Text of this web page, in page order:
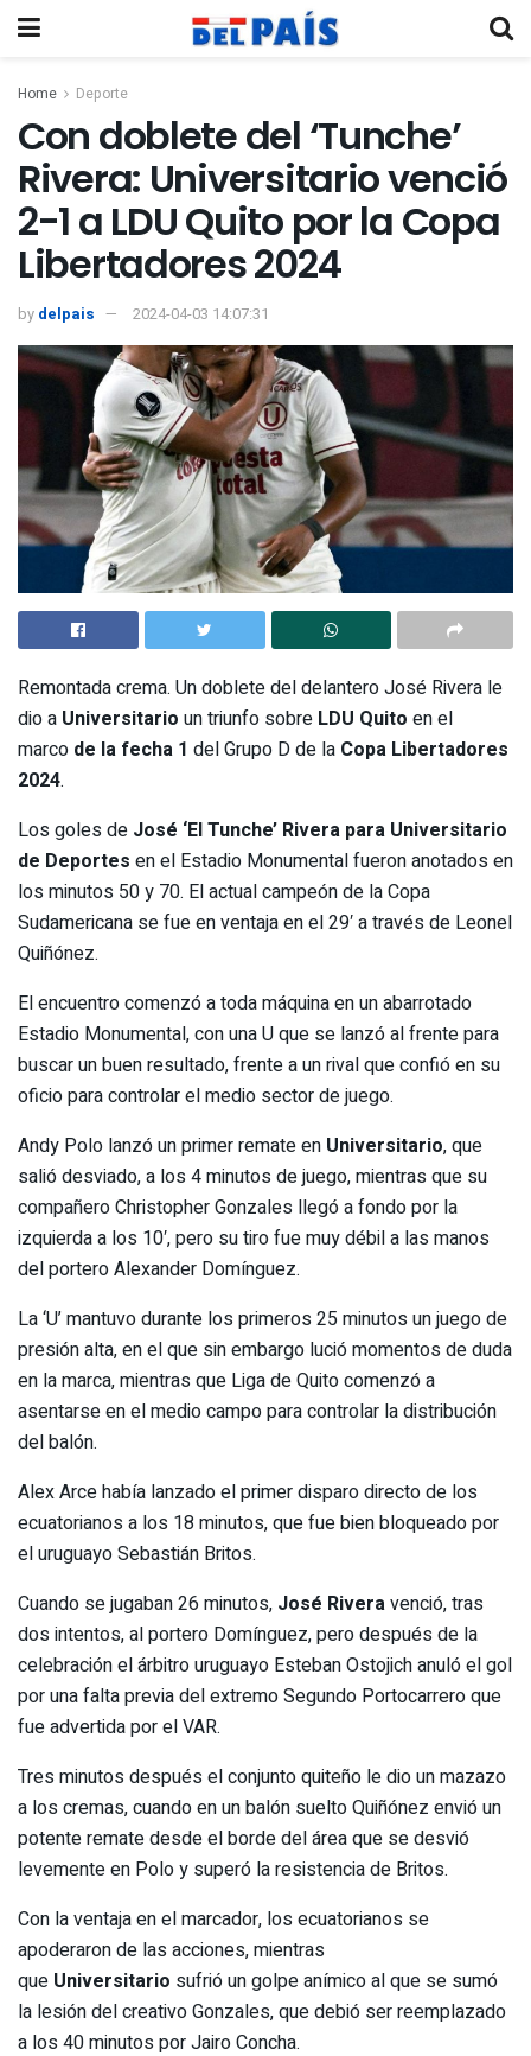
Home Deporte
Con doblete del ‘Tunche’
Rivera: Universitario venció
2-1 a LDU Quito por la Copa
Libertadores 2024
by delpais 2024-04-03 14:07:31
Remontada crema. Un doblete del delantero José Rivera le
dio a Universitario un triunfo sobre LDU Quito en el
marco de la fecha 1 del Grupo D de la Copa Libertadores
2024.
Los goles de José ‘El Tunche’ Rivera para Universitario
de Deportes en el Estadio Monumental fueron anotados en
los minutos 50 y 70. El actual campeón de la Copa
Sudamericana se fue en ventaja en el 29′ a través de Leonel
Quiñónez.
El encuentro comenzó a toda máquina en un abarrotado
Estadio Monumental, con una U que se lanzó al frente para
buscar un buen resultado, frente a un rival que confió en su
oficio para controlar el medio sector de juego.
Andy Polo lanzó un primer remate en Universitario, que
salió desviado, a los 4 minutos de juego, mientras que su
compañero Christopher Gonzales llegó a fondo por la
izquierda a los 10′, pero su tiro fue muy débil a las manos
del portero Alexander Domínguez.
La ‘U’ mantuvo durante los primeros 25 minutos un juego de
presión alta, en el que sin embargo lució momentos de duda
en la marca, mientras que Liga de Quito comenzó a
asentarse en el medio campo para controlar la distribución
del balón.
Alex Arce había lanzado el primer disparo directo de los
ecuatorianos a los 18 minutos, que fue bien bloqueado por
el uruguayo Sebastián Britos.
Cuando se jugaban 26 minutos, José Riveravenció, tras
dos intentos, al portero Domínguez, pero después de la
celebración el árbitro uruguayo Esteban Ostojich anuló el gol
por una falta previa del extremo Segundo Portocarrero que
fue advertida por el VAR.
Tres minutos después el conjunto quiteño le dio un mazazo
a los cremas, cuando en un balón suelto Quiñónez envió un
potente remate desde el borde del área que se desvió
levemente en Polo y superó la resistencia de Britos.
Con la ventaja en el marcador, los ecuatorianos se
apoderaron de las acciones, mientras
que Universitario sufrió un golpe anímico al que se sumó
la lesión del creativo Gonzales, que debió ser reemplazado
a los 40 minutos por Jairo Concha.